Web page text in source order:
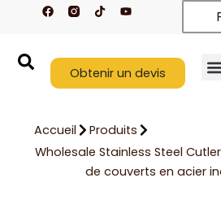
F
a
o
k
T
i
k
Y
o
b
e
Obtenir un devis
Accueil
Produits
Wholesale Stainless Steel
de couverts en acier